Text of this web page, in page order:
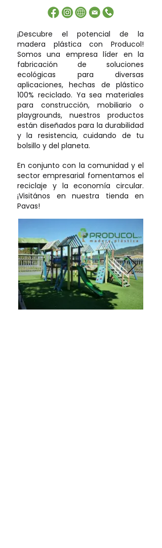
¡Descubre el potencial de la
madera plástica con Producol!
Somos una empresa líder en la
fabricación de soluciones
ecológicas para diversas
aplicaciones, hechas de plástico
100% reciclado. Ya sea materiales
para construcción, mobiliario o
playgrounds, nuestros productos
están diseñados para la durabilidad
y la resistencia, cuidando de tu
bolsillo y del planeta.
En conjunto con la comunidad y el
sector empresarial fomentamos el
reciclaje y la economía circular.
¡Visitános en nuestra tienda en
Pavas!